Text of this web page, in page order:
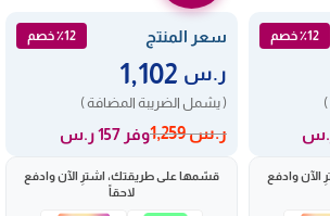
٪12 خصم
وادفع
أسود VT2004N
سعر المنتج
٪12 خصم
ر.س
( يشمل الضريبة المضافة )
ر.س1,259 وفر 157 ر.س
قسّمها على طريقتك، اشترِ الآن وادفع
لاحقاً